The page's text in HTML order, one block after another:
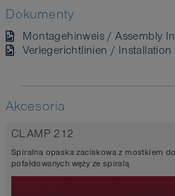
Dokumenty
Montagehinweis / Assembly
Verlegerichtlinien /
Akcesoria
CLAMP 212
Spiralna opaska zaciskowa z mostkiem
pofałdowanych węży ze spiralą